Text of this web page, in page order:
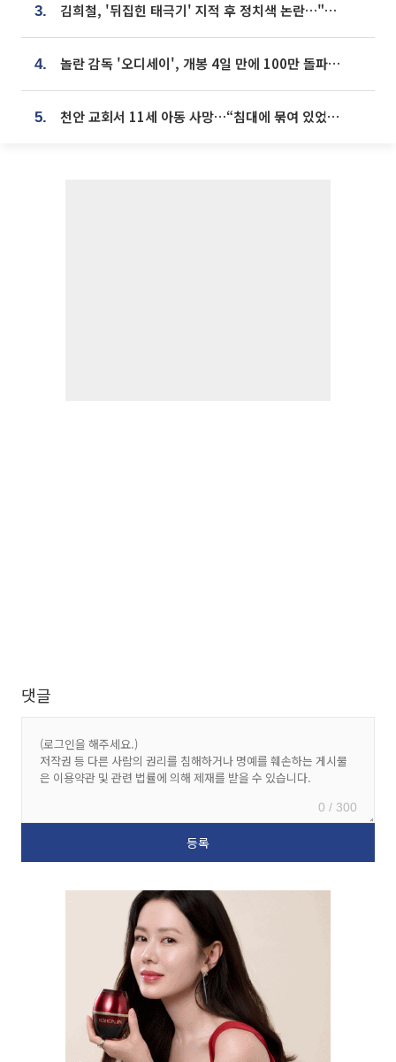
3. 김희철, '뒤집힌 태극기' 지적 후 정치색 논란…"좌우 떠나 우리나라 국기"
4. 놀란 감독 '오디세이', 개봉 4일 만에 100만 돌파⋯'왕사남' 보다 빠르다
5. 천안 교회서 11세 아동 사망…“침대에 묶여 있었다” 진술 확보
댓글
0 / 300